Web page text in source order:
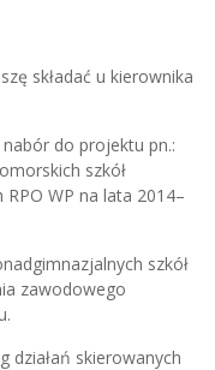
składać u kierownika
do projektu pn.:
szkół
WP na lata 2014–
szkół
zawodowego
działań skierowanych